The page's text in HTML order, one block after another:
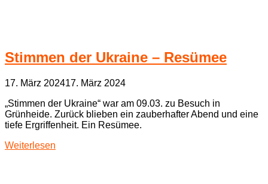
Stimmen der Ukraine – Resümee
17. März 202417. März 2024
„Stimmen der Ukraine“ war am 09.03. zu Besuch in
Grünheide. Zurück blieben ein zauberhafter Abend und eine
tiefe Ergriffenheit. Ein Resümee.
Weiterlesen